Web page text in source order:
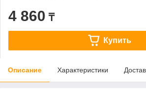
4 860 ₸
Купить
Описание Характеристики